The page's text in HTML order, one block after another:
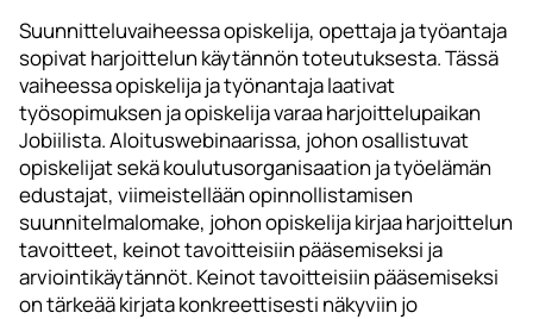
Suunnitteluvaiheessa opiskelija, opettaja ja työantaja
sopivat harjoittelun käytännön toteutuksesta. Tässä
vaiheessa opiskelija ja työnantaja laativat
työsopimuksen ja opiskelija varaa harjoittelupaikan
Jobiilista. Aloituswebinaarissa, johon osallistuvat
opiskelijat sekä koulutusorganisaation ja työelämän
edustajat, viimeistellään opinnollistamisen
suunnitelmalomake, johon opiskelija kirjaa harjoittelun
tavoitteet, keinot tavoitteisiin pääsemiseksi ja
arviointikäytännöt. Keinot tavoitteisiin pääsemiseksi
on tärkeää kirjata konkreettisesti näkyviin jo